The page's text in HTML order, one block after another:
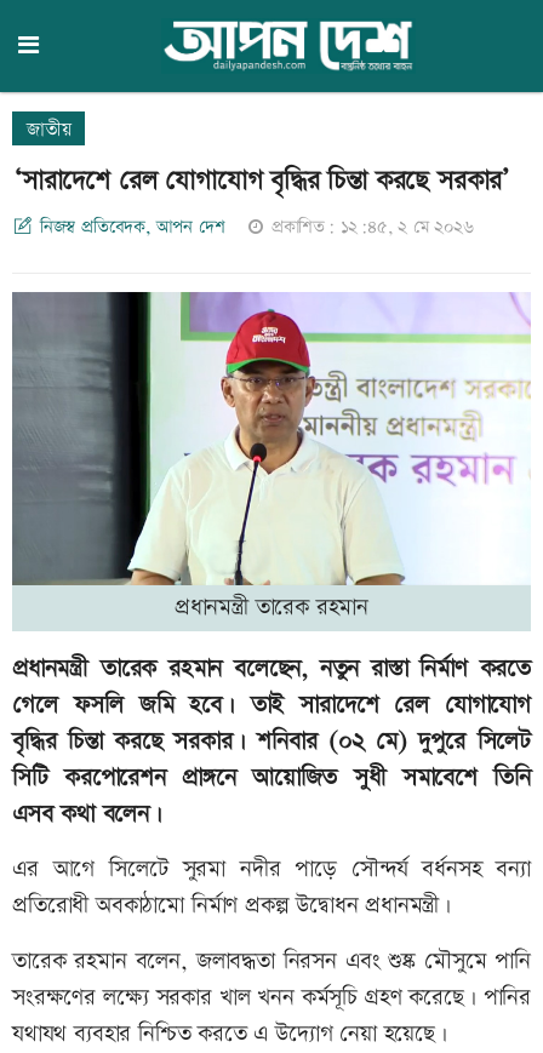
জাতীয়
‘সারাদেশে রেল যোগাযোগ বৃদ্ধির চিন্তা করছে সরকার’
নিজস্ব প্রতিবেদক, আপন দেশ প্রকাশিত: ১২:৪৫, ২ মে ২০২৬
প্রধানমন্ত্রী তারেক রহমান
প্রধানমন্ত্রী তারেক রহমান বলেছেন, নতুন রাস্তা নির্মাণ করতে
গেলে ফসলি জমি হবে। তাই সারাদেশে রেল যোগাযোগ
বৃদ্ধির চিন্তা করছে সরকার। শনিবার (০২ মে) দুপুরে সিলেট
সিটি করপোরেশন প্রাঙ্গনে আয়োজিত সুধী সমাবেশে তিনি
এসব কথা বলেন।
এর আগে সিলেটে সুরমা নদীর পাড়ে সৌন্দর্য বর্ধনসহ বন্যা
প্রতিরোধী অবকাঠামো নির্মাণ প্রকল্প উদ্বোধন প্রধানমন্ত্রী।
তারেক রহমান বলেন, জলাবদ্ধতা নিরসন এবং শুষ্ক মৌসুমে পানি
সংরক্ষণের লক্ষ্যে সরকার খাল খনন কর্মসূচি গ্রহণ করেছে। পানির
যথাযথ ব্যবহার নিশ্চিত করতে এ উদ্যোগ নেয়া হয়েছে।